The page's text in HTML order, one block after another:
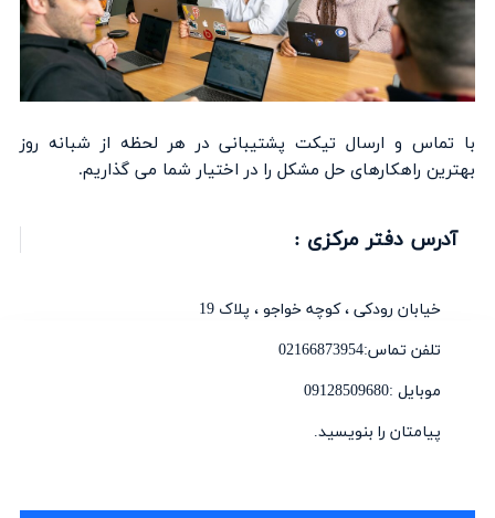
با تماس و ارسال تیکت پشتیبانی در هر لحظه از شبانه روز
بهترین راهکارهای حل مشکل را در اختیار شما می گذاریم.
آدرس دفتر مرکزی :
خیابان رودکی ، کوچه خواجو ، پلاک 19
تلفن تماس:02166873954
موبایل :09128509680
پیامتان را بنویسید.